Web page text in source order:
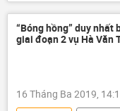
Thời sự Hà Nội
Võ Quang Huy
TAND
“Bóng hồng” duy nhất
giai đoạn 2 vụ Hà Văn
16 Tháng Ba 2019,